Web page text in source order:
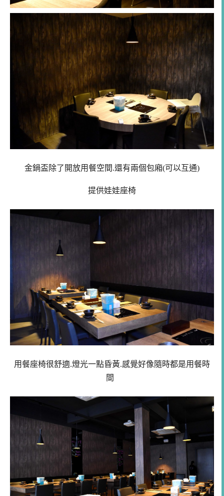
金鍋盃除了開放用餐空間.還有兩個包廂(可以互通)
提供娃娃座椅
用餐座椅很舒適.燈光一點昏黃.感覺好像隨時都是用餐時
間